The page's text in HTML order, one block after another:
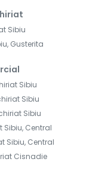
Sibiu
Gusterita
Sibiu
Sibiu
Sibiu
Sibiu, Central
Sibiu, Central
Cisnadie